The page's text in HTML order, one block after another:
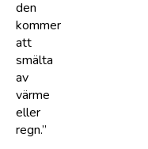
den
kommer
att
smälta
av
värme
eller
regn.”